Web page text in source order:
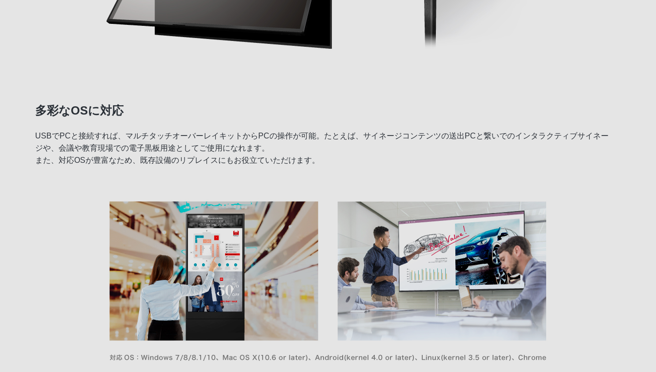
多彩なOSに対応
USBでPCと接続すれば、マルチタッチオーバーレイキットからPCの操作が可能。たとえば、サイネージコンテンツの送出PCと繋いでのインタラクティブサイネー
ジや、会議や教育現場での電子黒板用途としてご使用になれます。
また、対応OSが豊富なため、既存設備のリプレイスにもお役立ていただけます。